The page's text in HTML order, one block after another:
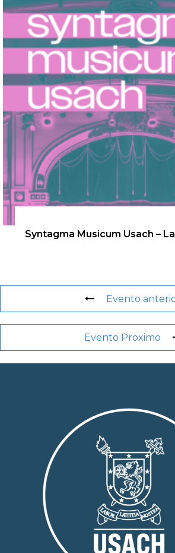
Syntagma Musicum Usach –
Evento
Evento Proximo